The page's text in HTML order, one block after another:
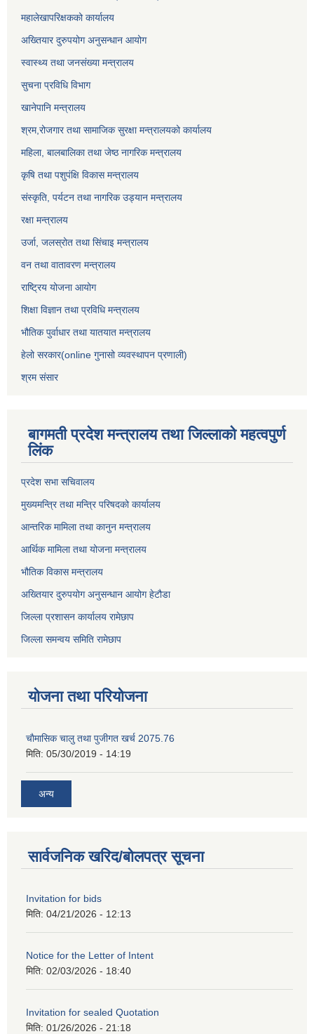
महालेखापरिक्षकको कार्यालय
अख्तियार दुरुपयोग अनुसन्धान आयोग
स्वास्थ्य तथा जनसंख्या मन्त्रालय
सुचना प्रविधि विभाग
खानेपानि मन्त्रालय
श्रम,रोजगार तथा सामाजिक सुरक्षा मन्त्रालयको कार्यालय
महिला, बालबालिका तथा जेष्ठ नागरिक मन्त्रालय
कृषि तथा पशुपंक्षि विकास मन्त्रालय
संस्कृति, पर्यटन तथा नागरिक उड्‍यान मन्त्रालय
रक्षा मन्त्रालय
उर्जा, जलस्रोत तथा सिंचाइ मन्त्रालय
वन तथा वातावरण मन्त्रालय
राष्ट्रिय योजना आयोग
शिक्षा विज्ञान तथा प्रविधि मन्त्रालय
भौतिक पुर्वाधार तथा यातयात मन्त्रालय
हेलो सरकार(online गुनासो व्यवस्थापन प्रणाली)
श्रम संसार
बागमती प्रदेश मन्त्रालय तथा जिल्लाको महत्वपुर्ण
लिंक
प्रदेश सभा सचिवालय
मुख्यमन्त्रि तथा मन्त्रि परिषदको कार्यालय
आन्तरिक मामिला तथा कानुन मन्त्रालय
आर्थिक मामिला तथा योजना मन्त्रालय
भौतिक विकास मन्त्रालय
अख्तियार दुरुपयोग अनुसन्धान आयोग हेटौडा
जिल्ला प्रशासन कार्यालय रामेछाप
जिल्ला समन्वय समिति रामेछाप
योजना तथा परियोजना
चाैमासिक चालु तथा पुजीगत खर्च 2075.76
मिति: 05/30/2019 - 14:19
अन्य
सार्वजनिक खरिद/बोलपत्र सूचना
Invitation for bids
मिति: 04/21/2026 - 12:13
Notice for the Letter of Intent
मिति: 02/03/2026 - 18:40
Invitation for sealed Quotation
मिति: 01/26/2026 - 21:18